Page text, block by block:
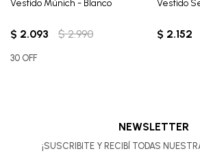
Vestido Múnich - Blanco
$ 2.093 $ 2.990
30 OFF
Vestido
$ 2.152
NEWSLETTER
¡SUSCRIBITE Y RECIBÍ TODAS